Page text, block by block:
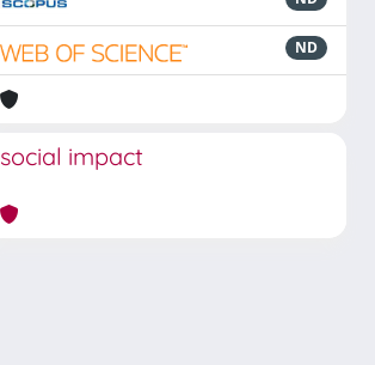
ND
social impact